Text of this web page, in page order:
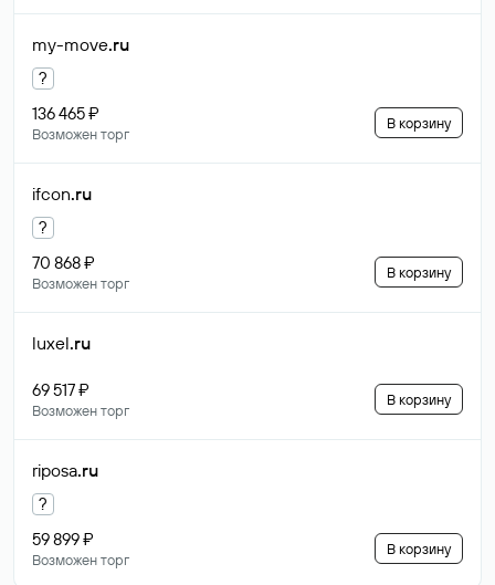
my-move.ru
?
136 465 ₽
Возможен торг
В корзину
ifcon.ru
?
70 868 ₽
Возможен торг
В корзину
luxel.ru
69 517 ₽
Возможен торг
В корзину
riposa.ru
?
59 899 ₽
Возможен торг
В корзину